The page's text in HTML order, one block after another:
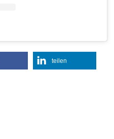
teilen